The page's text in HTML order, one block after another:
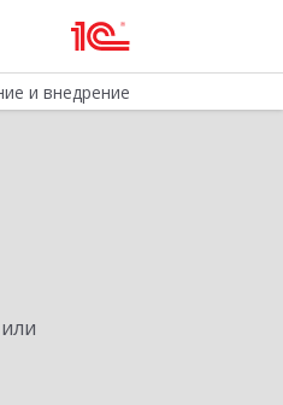
и внедрение